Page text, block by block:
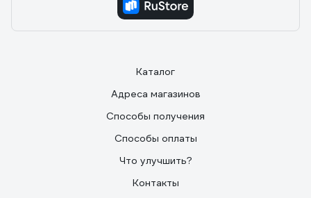
Каталог
Адреса магазинов
Способы получения
Способы оплаты
Что улучшить?
Контакты